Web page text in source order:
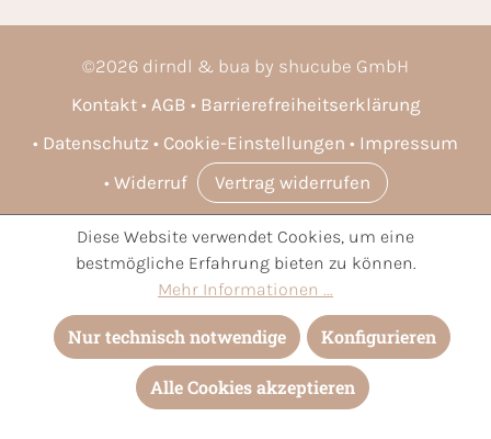
©2026 dirndl & bua by shucube GmbH
Kontakt
AGB
Barrierefreiheitserklärung
Datenschutz
Cookie-Einstellungen
Impressum
Widerruf
Vertrag widerrufen
* Alle Preise inkl. gesetzl. Mehrwertsteuer zzgl.Versandkosten
und ggf. Nachnahmegebühren, wenn nicht anders angegeben.
Diese Website verwendet Cookies, um eine
bestmögliche Erfahrung bieten zu können.
Mehr Informationen ...
Nur technisch notwendige Konfigurieren
Alle Cookies akzeptieren